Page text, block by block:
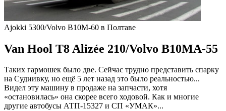
Ajokki 5300/Volvo B10M-60 в Полтаве
Van Hool T8 Alizée 210/Volvo B10MA-55
Таких гармошек было две. Сейчас трудно представить спарку
на Судиивку, но ещё 5 лет назад это было реальностью...
Видел эту машину в продаже на запчасти, хотя
«остановилась» она скорее всего ходовой. Как и многие
другие автобусы АТП-15327 и СП «УМАК»...